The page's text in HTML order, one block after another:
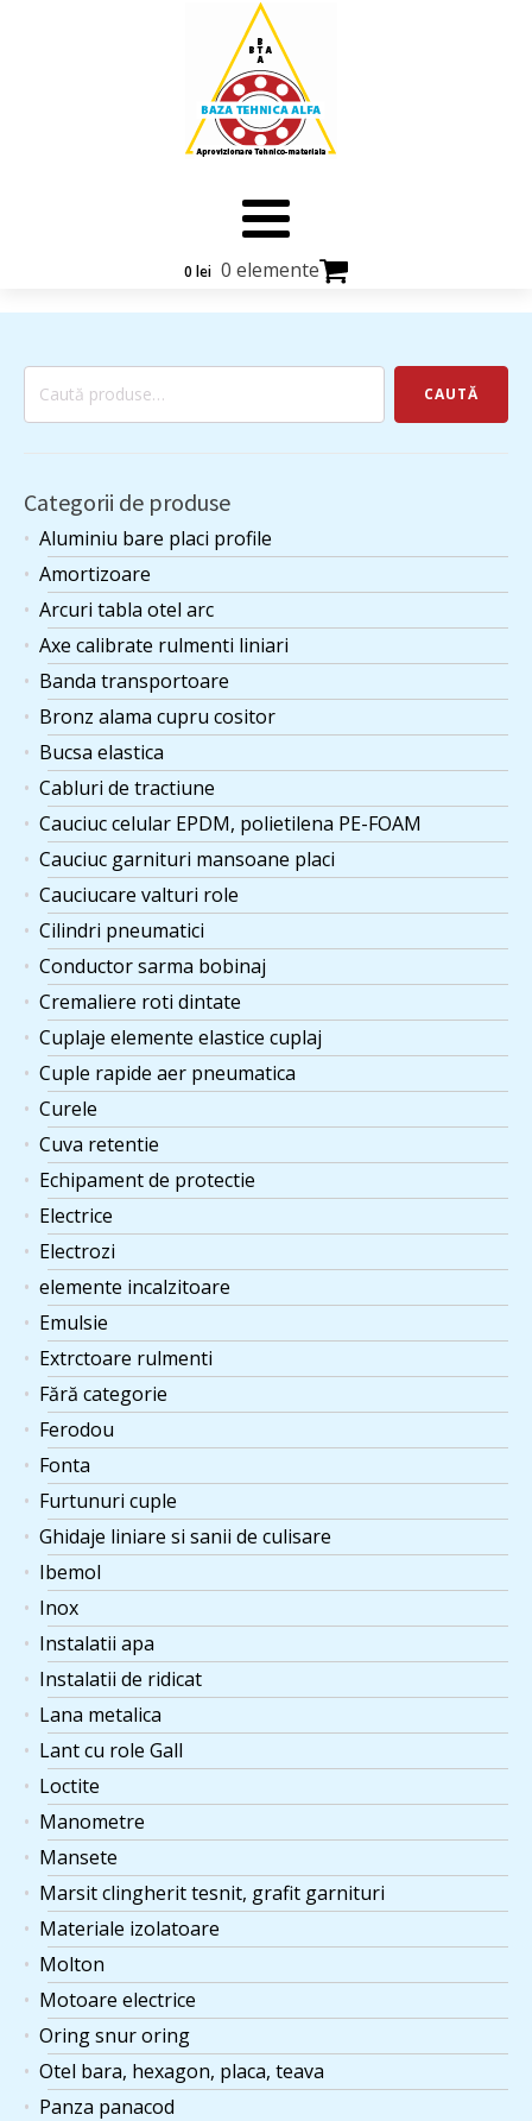
0 lei 0 elemente
Caută
CAUTĂ
Categorii de produse
Aluminiu bare placi profile
Amortizoare
Arcuri tabla otel arc
Axe calibrate rulmenti liniari
Banda transportoare
Bronz alama cupru cositor
Bucsa elastica
Cabluri de tractiune
Cauciuc celular EPDM, polietilena PE-FOAM
Cauciuc garnituri mansoane placi
Cauciucare valturi role
Cilindri pneumatici
Conductor sarma bobinaj
Cremaliere roti dintate
Cuplaje elemente elastice cuplaj
Cuple rapide aer pneumatica
Curele
Cuva retentie
Echipament de protectie
Electrice
Electrozi
elemente incalzitoare
Emulsie
Extrctoare rulmenti
Fără categorie
Ferodou
Fonta
Furtunuri cuple
Ghidaje liniare si sanii de culisare
Ibemol
Inox
Instalatii apa
Instalatii de ridicat
Lana metalica
Lant cu role Gall
Loctite
Manometre
Mansete
Marsit clingherit tesnit, grafit garnituri
Materiale izolatoare
Molton
Motoare electrice
Oring snur oring
Otel bara, hexagon, placa, teava
Panza panacod